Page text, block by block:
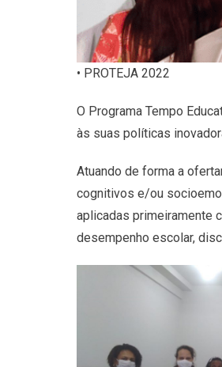
• PROTEJA 2022
O Programa Tempo
às suas políticas
Atuando de forma a
cognitivos e/ou
aplicadas primeiramente
desempenho escolar,